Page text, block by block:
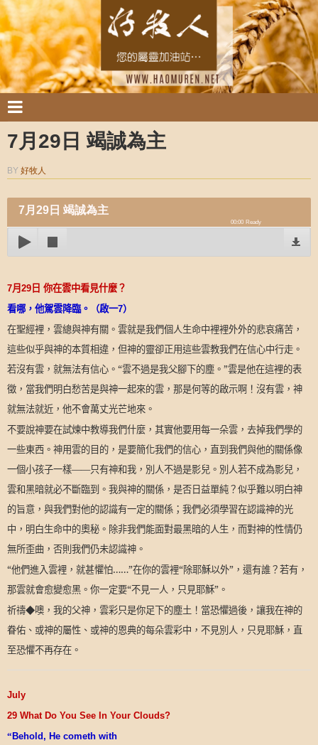
7月29日 竭誠為主
BY 好牧人
7月29日 竭誠為主
00:00 Ready
7月 29 日 你在雲中看見什麼？
看哪，他駕雲降臨。（啟一7）
在聖經裡，雲總與神有關。雲就是我們個人生命中裡裡外外的悲哀痛苦，
這些似乎與神的本質相違，但神的靈卻正用這些雲教我們在信心中行走。
若沒有雲，就無法有信心。“雲不過是我父腳下的塵。”雲是他在這裡的表
徵，當我們明白愁苦是與神一起來的雲，那是何等的啟示啊！沒有雲，神
就無法就近，他不會萬丈光芒地來。
不要說神要在試煉中教導我們什麼，其實他要用每一朵雲，去掉我們學的
一些東西。神用雲的目的，是要簡化我們的信心，直到我們與他的關係像
一個小孩子一樣——只有神和我，別人不過是影兒。別人若不成為影兒，
雲和黑暗就必不斷臨到。我與神的關係，是否日益單純？似乎難以明白神
的旨意，與我們對他的認識有一定的關係；我們必須學習在認識神的光
中，明白生命中的奧秘。除非我們能面對最黑暗的人生，而對神的性情仍
無所歪曲，否則我們仍未認識神。
“他們進入雲裡，就甚懼怕……”在你的雲裡“除耶穌以外”，還有誰？若有，
那雲就會愈變愈黑。你一定要“不見一人，只見耶穌”。
祈禱◆噢，我的父神，雲彩只是你足下的塵土！當恐懼過後，讓我在神的
眷佑、或神的屬性、或神的恩典的每朵雲彩中，不見別人，只見耶穌，直
至恐懼不再存在。
July
29 What Do You See In Your Clouds?
“ Behold, He cometh with